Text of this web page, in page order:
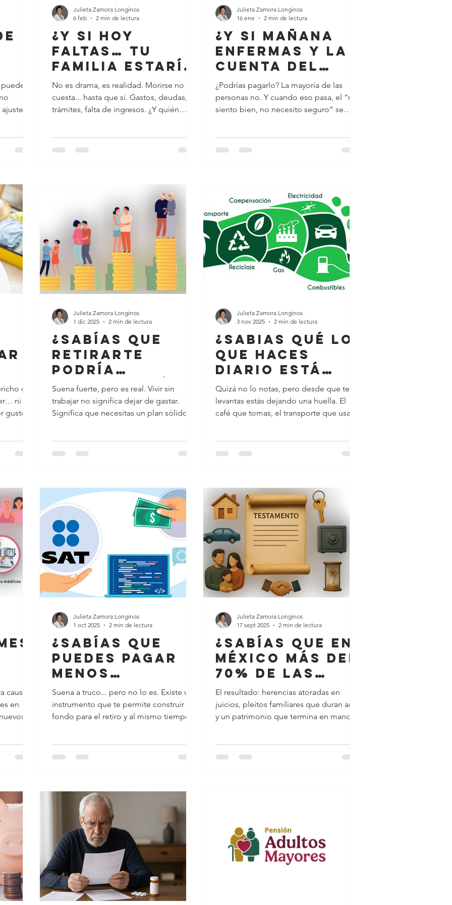
¿Y si hoy
faltas… tu
familia estaría
protegida?
No es drama, es realidad. Morirse no
cuesta... hasta que sí. Gastos, deudas,
trámites, falta de ingresos. ¿Y quién
Julieta Zamora Longinos
6 feb
2 min de lectura
¿Y si mañana
enfermas y la
cuenta del
hospital es de
$600,000?
¿Podrías pagarlo? La mayoría de las
personas no. Y cuando eso pasa, el “me
siento bien, no necesito seguro” se
Julieta Zamora Longinos
16 ene
2 min de lectura
o
ni
gustos
¿Sabías que
retirarte
podría
costarte más
de 4 millones
de pesos?
Suena fuerte, pero es real. Vivir sin
trabajar no significa dejar de gastar.
Significa que necesitas un plan sólido
Julieta Zamora Longinos
1 dic 2025
2 min de lectura
¿Sabias qué lo
que haces
diario está
destruyendo
el planeta (y
tu cartera)?
Quizá no lo notas, pero desde que te
levantas estás dejando una huella. El
café que tomas, el transporte que usas,
planeta… y tú también. ¿Qué es la huella
actividades diarias: 🚗Transportarte 🍔
Comer 🛍 Comprar ♻️ Tirar basura
Spoiler: el mexicano promedio genera
entre 3.5 y 4.5 toneladas de CO₂ al año .
Y si no hacemos n
Julieta Zamora Longinos
3 nov 2025
2 min de lectura
causa
en
no es
es
¿Sabías que
puedes pagar
menos
impuestos y
ahorrar para
tu retiro al
Suena a truco... pero no lo es. Existe un
instrumento que te permite construir tu
fondo para el retiro y al mismo tiempo
Julieta Zamora Longinos
1 oct 2025
2 min de lectura
¿Sabías que en
México más del
70% de las
personas
mueren sin
dejar
El resultado: herencias atoradas en
juicios, pleitos familiares que duran años
y un patrimonio que termina en manos
Julieta Zamora Longinos
17 sept 2025
2 min de lectura